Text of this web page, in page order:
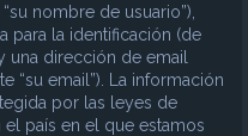
nombre de usuario”),
para la identificación (de
una dirección de email
“su email”). La información
por las leyes de
país en el que estamos